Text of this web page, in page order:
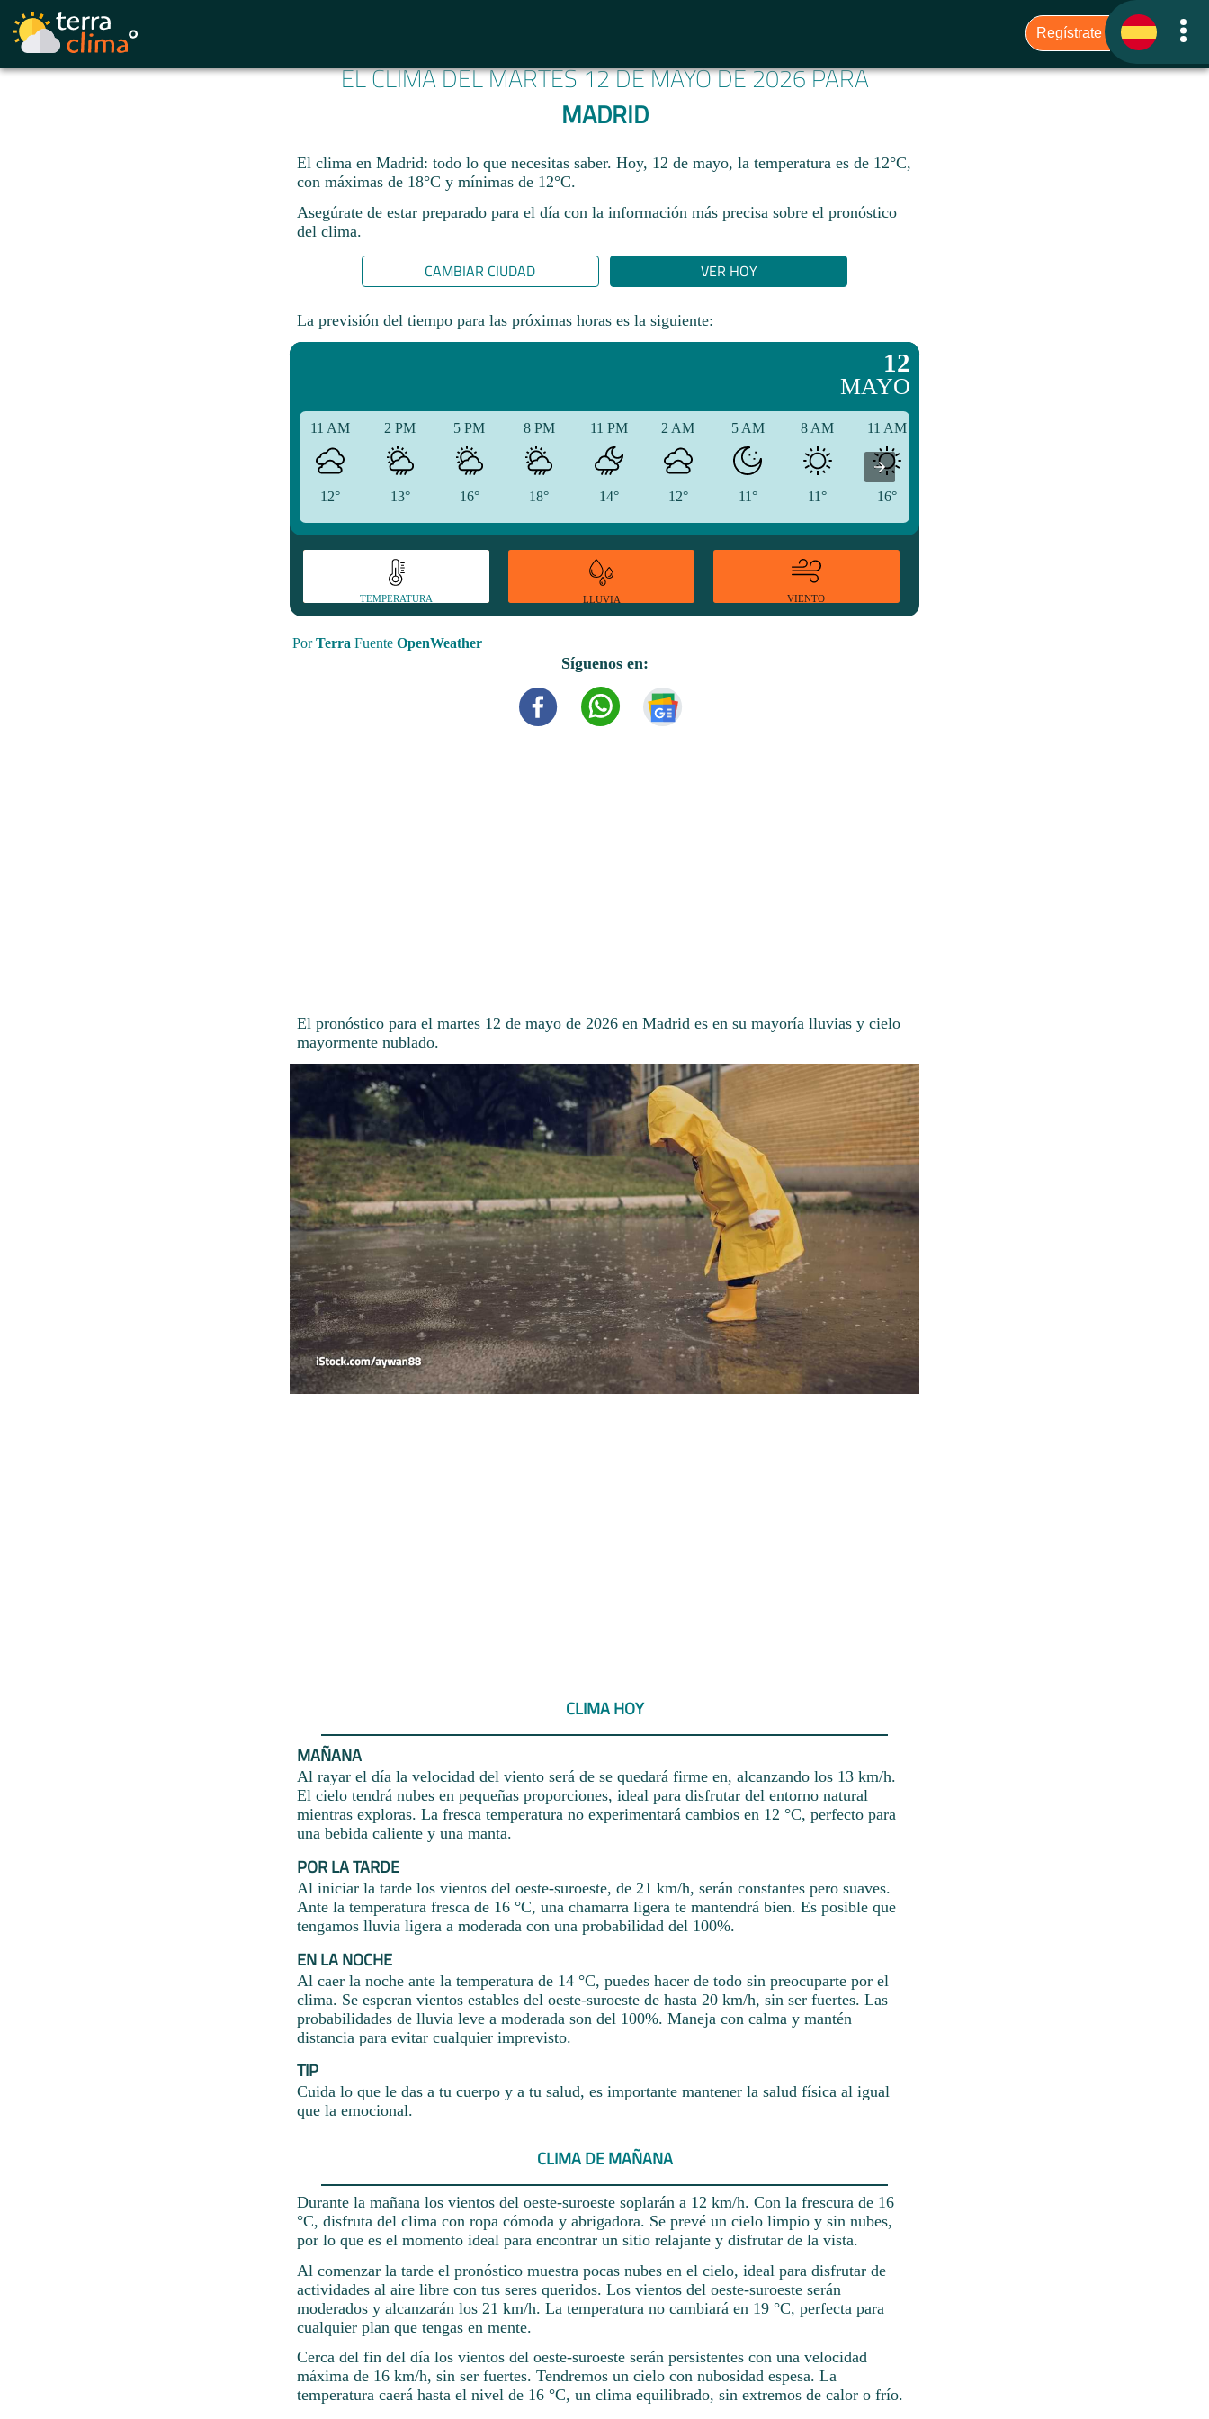
EL CLIMA DEL MARTES 12 DE MAYO DE 2026 PARA
MADRID
El clima en Madrid: todo lo que necesitas saber. Hoy, 12 de mayo, la temperatura es de 12°C,
con máximas de 18°C y mínimas de 12°C.
Asegúrate de estar preparado para el día con la información más precisa sobre el pronóstico
del clima.
CAMBIAR CIUDAD VER HOY
La previsión del tiempo para las próximas horas es la siguiente:
12
MAYO
11 AM
12°
2 PM
13°
5 PM
16°
8 PM
18°
11 PM
14°
2 AM
12°
5 AM
11°
8 AM
11°
11 AM
16°
TEMPERATURA LLUVIA VIENTO
PorTerra Fuente OpenWeather
Síguenos en:
El pronóstico para el martes 12 de mayo de 2026 en Madrid es en su mayoría lluvias y cielo
mayormente nublado.
CLIMA HOY
MAÑANA
Al rayar el día la velocidad del viento será de se quedará firme en, alcanzando los 13 km/h.
El cielo tendrá nubes en pequeñas proporciones, ideal para disfrutar del entorno natural
mientras exploras. La fresca temperatura no experimentará cambios en 12 °C, perfecto para
una bebida caliente y una manta.
POR LA TARDE
Al iniciar la tarde los vientos del oeste-suroeste, de 21 km/h, serán constantes pero suaves.
Ante la temperatura fresca de 16 °C, una chamarra ligera te mantendrá bien. Es posible que
tengamos lluvia ligera a moderada con una probabilidad del 100%.
EN LA NOCHE
Al caer la noche ante la temperatura de 14 °C, puedes hacer de todo sin preocuparte por el
clima. Se esperan vientos estables del oeste-suroeste de hasta 20 km/h, sin ser fuertes. Las
probabilidades de lluvia leve a moderada son del 100%. Maneja con calma y mantén
distancia para evitar cualquier imprevisto.
TIP
Cuida lo que le das a tu cuerpo y a tu salud, es importante mantener la salud física al igual
que la emocional.
CLIMA DE MAÑANA
Durante la mañana los vientos del oeste-suroeste soplarán a 12 km/h. Con la frescura de 16
°C, disfruta del clima con ropa cómoda y abrigadora. Se prevé un cielo limpio y sin nubes,
por lo que es el momento ideal para encontrar un sitio relajante y disfrutar de la vista.
Al comenzar la tarde el pronóstico muestra pocas nubes en el cielo, ideal para disfrutar de
actividades al aire libre con tus seres queridos. Los vientos del oeste-suroeste serán
moderados y alcanzarán los 21 km/h. La temperatura no cambiará en 19 °C, perfecta para
cualquier plan que tengas en mente.
Cerca del fin del día los vientos del oeste-suroeste serán persistentes con una velocidad
máxima de 16 km/h, sin ser fuertes. Tendremos un cielo con nubosidad espesa. La
temperatura caerá hasta el nivel de 16 °C, un clima equilibrado, sin extremos de calor o frío.